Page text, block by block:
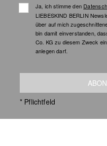
Ja, ich stimme den
LIEBESKIND BERLIN
über auf mich
bin damit einverstanden,
Co. KG zu diesem Zweck
anlegen darf.
* Pflichtfeld